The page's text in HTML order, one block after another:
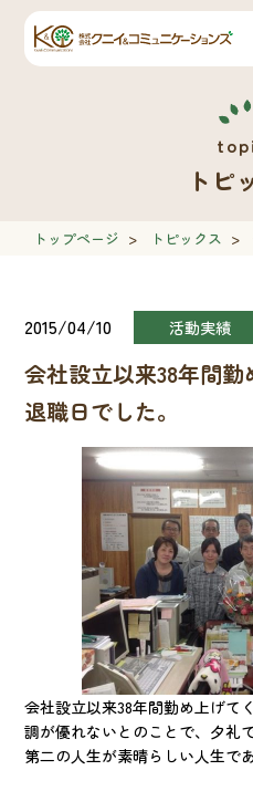
トピ
トップページ > トピックス >
2015/04/10 活動実績
会社設立以来38年間
退職日でした。
会社設立以来38年間勤め上げて
調が優れないとのことで、夕礼
第二の人生が素晴らしい人生で